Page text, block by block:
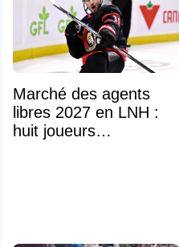
Marché des agents
libres 2027 en LNH :
huit joueurs